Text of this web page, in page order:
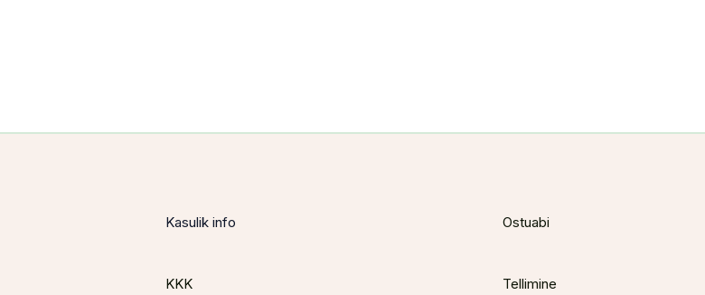
Kasulik info
KKK
Ostuabi
Tellimine